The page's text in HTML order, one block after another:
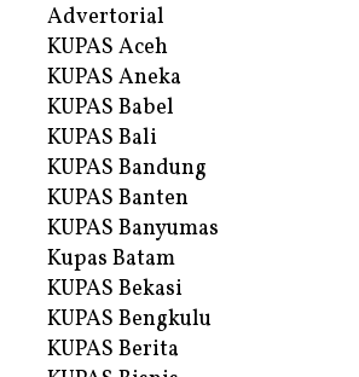
Advertorial
KUPAS Aceh
KUPAS Aneka
KUPAS Babel
KUPAS Bali
KUPAS Bandung
KUPAS Banten
KUPAS Banyumas
Kupas Batam
KUPAS Bekasi
KUPAS Bengkulu
KUPAS Berita